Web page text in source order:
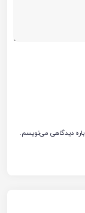
دیدگاهی می‌نویسم.